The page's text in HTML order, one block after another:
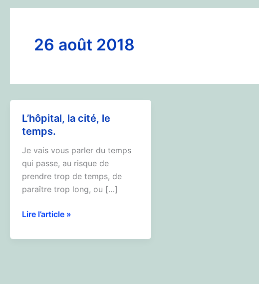
26 août 2018
L’hôpital, la cité, le
temps.
Je vais vous parler du temps
qui passe, au risque de
prendre trop de temps, de
paraître trop long, ou […]
L’hôpital,
cité,
Lire l’article »